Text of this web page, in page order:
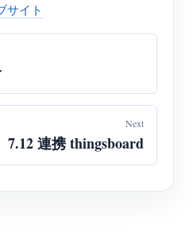
サイト
Next
7.12 連携 thingsboard